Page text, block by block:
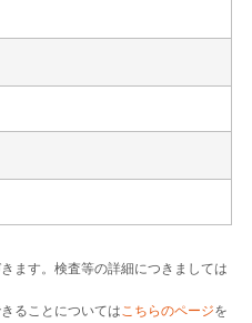
ます。検査等の詳細につきましては
ることについてはこちらのページを